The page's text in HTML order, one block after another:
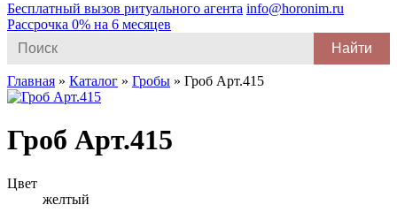
Бесплатный вызов ритуального агента info@horonim.ru
Рассрочка 0% на 6 месяцев
for:
Главная » Каталог » Гробы » Гроб Арт.415
Гроб Арт.415
Цвет
желтый